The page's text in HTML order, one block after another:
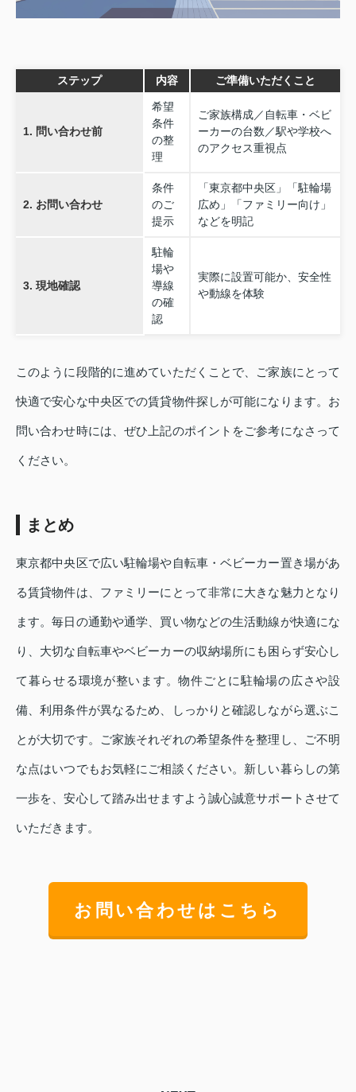
ステップ 内容 ご準備いただくこと
1. 問い合わせ前
希望
条件
の整
理
ご家族構成／自転車・ベビ
ーカーの台数／駅や学校へ
のアクセス重視点
2. お問い合わせ
条件
のご
提示
「東京都中央区」「駐輪場
広め」「ファミリー向け」
などを明記
3. 現地確認
駐輪
場や
導線
の確
認
実際に設置可能か、安全性
や動線を体験
このように段階的に進めていただくことで、ご家族にとって
快適で安心な中央区での賃貸物件探しが可能になります。お
問い合わせ時には、ぜひ上記のポイントをご参考になさって
ください。
まとめ
東京都中央区で広い駐輪場や自転車・ベビーカー置き場があ
る賃貸物件は、ファミリーにとって非常に大きな魅力となり
ます。毎日の通勤や通学、買い物などの生活動線が快適にな
り、大切な自転車やベビーカーの収納場所にも困らず安心し
て暮らせる環境が整います。物件ごとに駐輪場の広さや設
備、利用条件が異なるため、しっかりと確認しながら選ぶこ
とが大切です。ご家族それぞれの希望条件を整理し、ご不明
な点はいつでもお気軽にご相談ください。新しい暮らしの第
一歩を、安心して踏み出せますよう誠心誠意サポートさせて
いただきます。
お問い合わせはこちら